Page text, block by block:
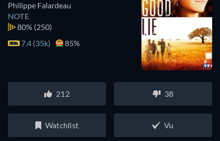
Philippe Falardeau
NOTE
80% (250)
7.4 (35k)
85%
212 38
Watchlist Vu